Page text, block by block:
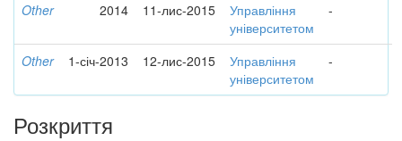
Other 2014 11-лис-2015
Управління
університетом
-
Other 1-січ-2013 12-лис-2015
Управління
університетом
-
Розкриття